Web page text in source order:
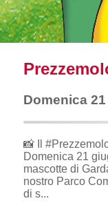
Domenica
📸 Il
Domenica 21
mascotte di
nostro Parco
di s...